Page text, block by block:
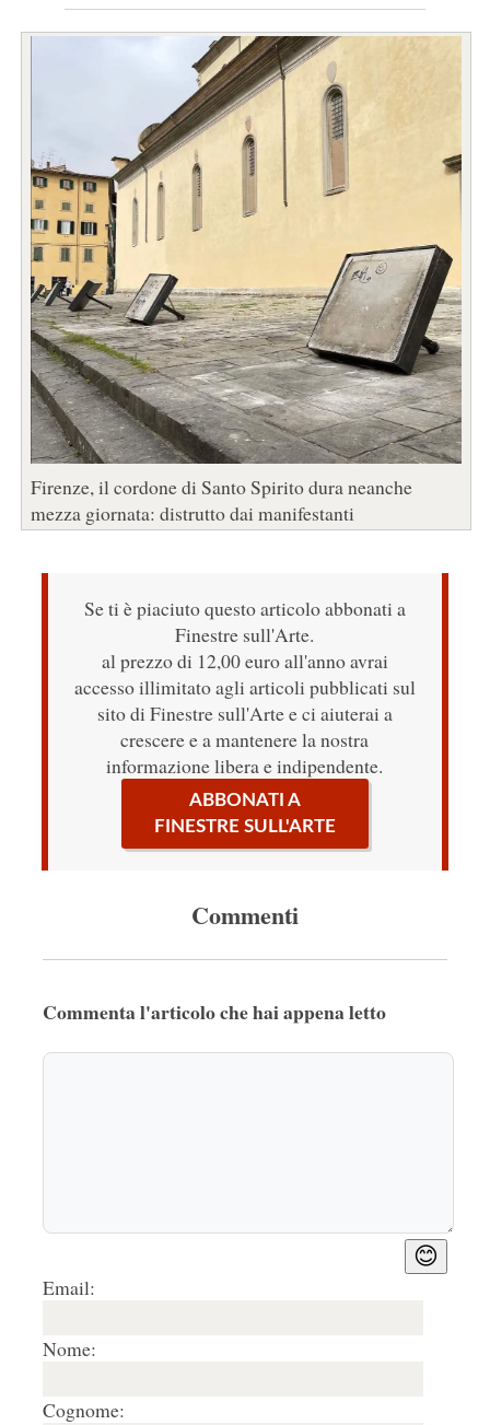
Firenze, il cordone di Santo Spirito dura neanche
mezza giornata: distrutto dai manifestanti
Se ti è piaciuto questo articolo abbonati a
Finestre sull'Arte.
al prezzo di 12,00 euro all'anno avrai
accesso illimitato agli articoli pubblicati sul
sito di Finestre sull'Arte e ci aiuterai a
crescere e a mantenere la nostra
informazione libera e indipendente.
ABBONATI A
FINESTRE SULL'ARTE
Commenti
Commenta l'articolo che hai appena letto
😊
Email:
Nome:
Cognome: